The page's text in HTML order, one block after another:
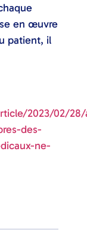
en œuvre
patient, il
2023/02/28/
des-
ne-